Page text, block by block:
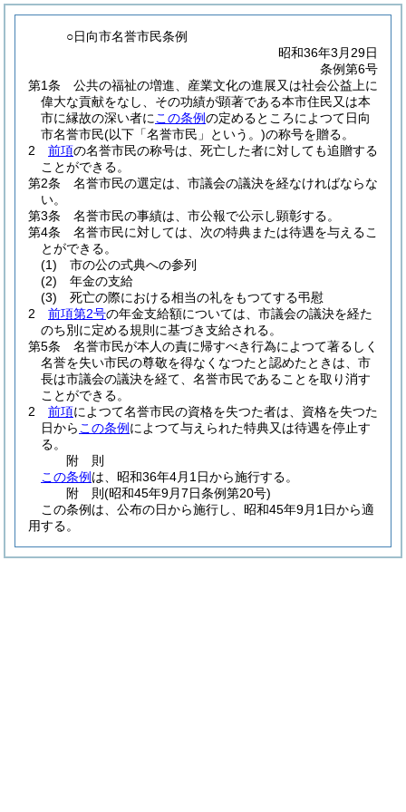
○日向市名誉市民条例
昭和36年3月29日
条例第6号
第1条
公共の福祉の増進、産業文化の進展又は社会公益上に
偉大な貢献をなし、その功績が顕著である本市住民又は本
市に縁故の深い者に この条例の定めるところによつて日向
市名誉市民(以下「名誉市民」という。)の称号を贈る。
2
前項の名誉市民の称号は、死亡した者に対しても追贈する
ことができる。
第2条
名誉市民の選定は、市議会の議決を経なければならな
い。
第3条
名誉市民の事績は、市公報で公示し顕彰する。
第4条
名誉市民に対しては、次の特典または待遇を与えるこ
とができる。
(1)
市の公の式典への参列
(2)
年金の支給
(3)
死亡の際における相当の礼をもつてする弔慰
2
前項第2号の年金支給額については、市議会の議決を経た
のち別に定める規則に基づき支給される。
第5条
名誉市民が本人の責に帰すべき行為によつて著るしく
名誉を失い市民の尊敬を得なくなつたと認めたときは、市
長は市議会の議決を経て、名誉市民であることを取り消す
ことができる。
2
前項によつて名誉市民の資格を失つた者は、資格を失つた
日から この条例 によつて与えられた特典又は待遇を停止す
る。
附 則
この条例 は、昭和36年4月1日から施行する。
附 則(昭和45年9月7日条例第20号)
この条例は、公布の日から施行し、昭和45年9月1日から適
用する。